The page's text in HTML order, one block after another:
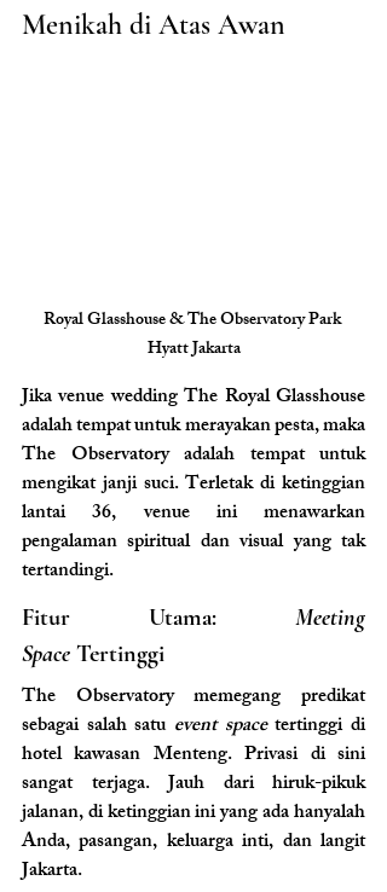
Menikah di Atas Awan
Royal Glasshouse & The Observatory Park
Hyatt Jakarta
Jika venue wedding The Royal Glasshouse
adalah tempat untuk merayakan pesta, maka
The Observatory adalah tempat untuk
mengikat janji suci. Terletak di ketinggian
lantai 36, venue ini menawarkan
pengalaman spiritual dan visual yang tak
tertandingi.
Fitur Utama: Meeting
Space Tertinggi
The Observatory memegang predikat
sebagai salah satu event space tertinggi di
hotel kawasan Menteng. Privasi di sini
sangat terjaga. Jauh dari hiruk-pikuk
jalanan, di ketinggian ini yang ada hanyalah
Anda, pasangan, keluarga inti, dan langit
Jakarta.